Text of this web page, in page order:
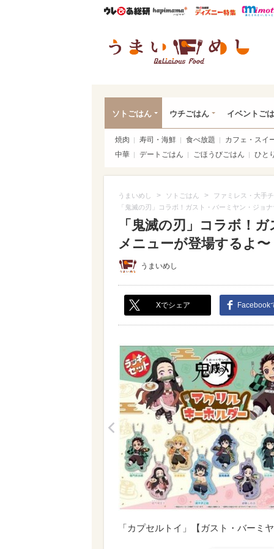
ウレぴあ総研ハピママ*
ウレぴ
ソトごはん ウチごはん イベントご
焼肉 寿司・海鮮 食べ放題
カフェ・スイ
中華
デートごはん ごほうびごはん ひと
うまいめし > ソトごはん >
ファミレス・大手
「鬼滅の刃」コラボ！ガスト・バーミヤン・ジョ
「鬼滅の刃」コラボ！
メニューが登場するよ〜
うまいめし
Xでシェア Facebook
「カプセルトイ」【ガスト・バーミ